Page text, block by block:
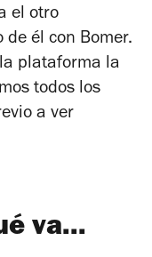
el otro
él con Bomer.
plataforma la
todos los
a ver
va...